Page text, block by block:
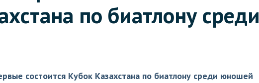
по биатлону среди
состоится Кубок Казахстана по биатлону среди юношей